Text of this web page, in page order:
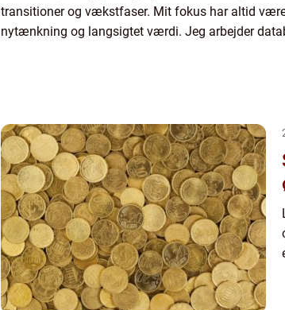
transitioner og vækstfaser. Mit fokus har altid
nytænkning og langsigtet værdi. Jeg arbejder